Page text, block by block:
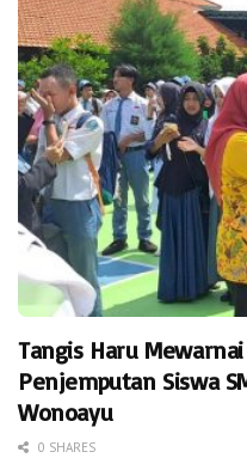
Tangis Haru Mewarnai
Penjemputan Siswa
Wonoayu
0 SHARES